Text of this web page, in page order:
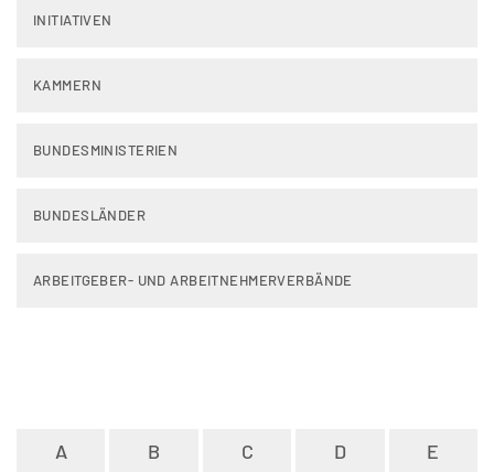
INITIATIVEN
KAMMERN
BUNDESMINISTERIEN
BUNDESLÄNDER
ARBEITGEBER- UND ARBEITNEHMERVERBÄNDE
A B C D
E